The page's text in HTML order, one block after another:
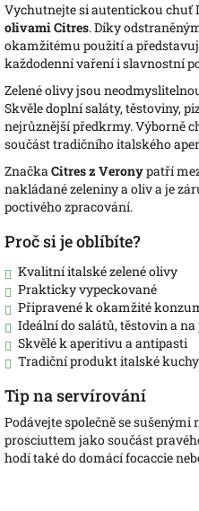
Vychutnejte si autentickou chuť
olivami Citres. Díky
okamžitému použití a
každodenní vaření i slavnostní
Zelené olivy jsou
Skvěle doplní saláty, těstoviny,
nejrůznější předkrmy. Výborně
součást tradičního italského
ZnačkaCitres z Veronypatří
nakládané zeleniny a oliv a je
poctivého zpracování.
Proč si je oblíbíte?
Kvalitní italské zelené olivy
Prakticky vypeckované
Připravené k okamžité
Ideální do salátů, těstovin a na
Skvělé k aperitivu a antipasti
Tradiční produkt italské
Tip na servírování
Podávejte společně se
prosciuttem jako součást
hodí také do domácí focaccie